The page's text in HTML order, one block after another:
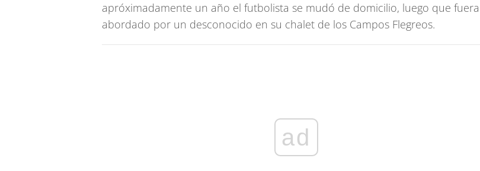
apróximadamente un año el futbolista se mudó de domicilio, luego que fuera
abordado por un desconocido en su chalet de los Campos Flegreos.
ad